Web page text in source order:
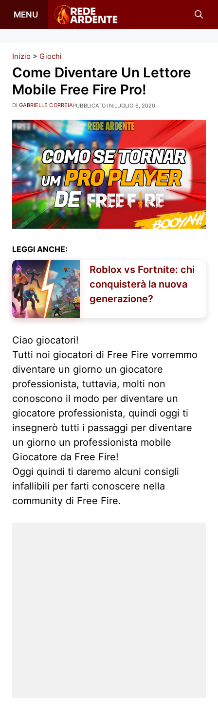
MENU
Inizio > Giochi
Come Diventare Un Lettore
Mobile Free Fire Pro!
PUBBLICATO IN:LUGLIO 6, 2020
DIGABRIELLE CORREIA
LEGGI ANCHE:
Roblox vs Fortnite: chi
conquisterà la nuova
generazione?
Ciao giocatori!
Tutti noi giocatori di Free Fire vorremmo
diventare un giorno un giocatore
professionista, tuttavia, molti non
conoscono il modo per diventare un
giocatore professionista, quindi oggi ti
insegnerò tutti i passaggi per diventare
un giorno un professionista mobile
Giocatore da Free Fire!
Oggi quindi ti daremo alcuni consigli
infallibili per farti conoscere nella
community di Free Fire.